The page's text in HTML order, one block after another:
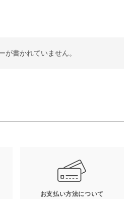
が書かれていません。
お支払い方法について